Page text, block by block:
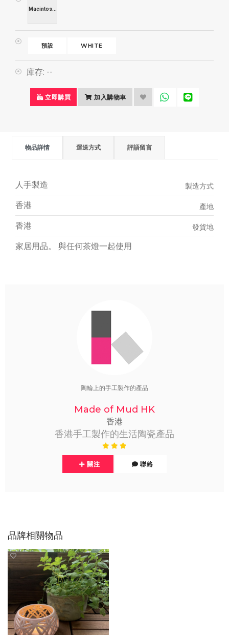
Macintos...
預設 WHITE
庫存: --
立即購買 加入購物車
物品詳情 運送方式 評語留言
製造方式
人手製造
產地
香港
發貨地
香港
家居用品。 與任何茶燈一起使用
陶輪上的手工製作的產品
Made of Mud HK
香港
香港手工製作的生活陶瓷產品
關注 聯絡
品牌相關物品